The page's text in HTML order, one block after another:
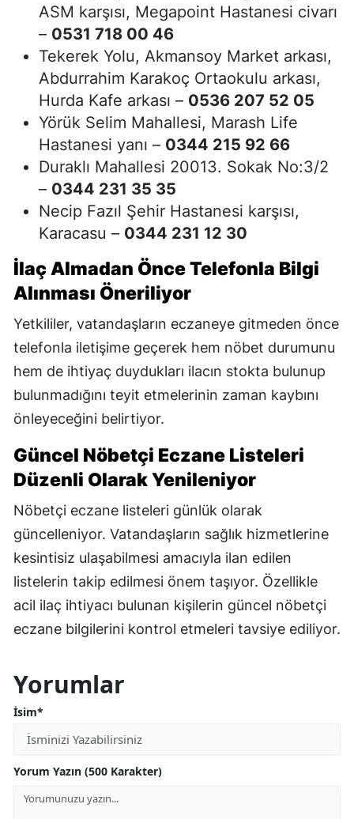
ASM karşısı, Megapoint Hastanesi civarı
– 0531 718 00 46
Tekerek Yolu, Akmansoy Market arkası,
Abdurrahim Karakoç Ortaokulu arkası,
Hurda Kafe arkası – 0536 207 52 05
Yörük Selim Mahallesi, Marash Life
Hastanesi yanı – 0344 215 92 66
Duraklı Mahallesi 20013. Sokak No:3/2
– 0344 231 35 35
Necip Fazıl Şehir Hastanesi karşısı,
Karacasu – 0344 231 12 30
İlaç Almadan Önce Telefonla Bilgi
Alınması Öneriliyor
Yetkililer, vatandaşların eczaneye gitmeden önce
telefonla iletişime geçerek hem nöbet durumunu
hem de ihtiyaç duydukları ilacın stokta bulunup
bulunmadığını teyit etmelerinin zaman kaybını
önleyeceğini belirtiyor.
Güncel Nöbetçi Eczane Listeleri
Düzenli Olarak Yenileniyor
Nöbetçi eczane listeleri günlük olarak
güncelleniyor. Vatandaşların sağlık hizmetlerine
kesintisiz ulaşabilmesi amacıyla ilan edilen
listelerin takip edilmesi önem taşıyor. Özellikle
acil ilaç ihtiyacı bulunan kişilerin güncel nöbetçi
eczane bilgilerini kontrol etmeleri tavsiye ediliyor.
Yorumlar
İsim*
Yorum Yazın (500 Karakter)